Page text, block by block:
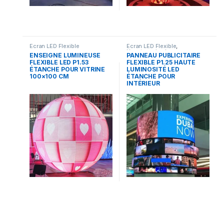
Ecran LED Flexible
ENSEIGNE LUMINEUSE
FLEXIBLE LED P1.53
ÉTANCHE POUR VITRINE
100×100 CM
Ecran LED Flexible,
Uncategorized
PANNEAU PUBLICITAIRE
FLEXIBLE P1.25 HAUTE
LUMINOSITÉ LED
ÉTANCHE POUR
INTÉRIEUR